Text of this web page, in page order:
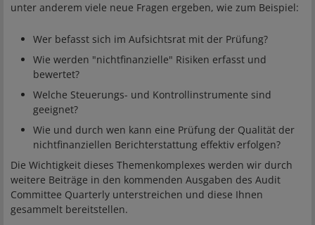
unter anderem viele neue Fragen ergeben, wie zum Beispiel:
Wer befasst sich im Aufsichtsrat mit der Prüfung?
Wie werden "nichtfinanzielle" Risiken erfasst und
bewertet?
Welche Steuerungs- und Kontrollinstrumente sind
geeignet?
Wie und durch wen kann eine Prüfung der Qualität der
nichtfinanziellen Berichterstattung effektiv erfolgen?
Die Wichtigkeit dieses Themenkomplexes werden wir durch
weitere Beiträge in den kommenden Ausgaben des Audit
Committee Quarterly unterstreichen und diese Ihnen
gesammelt bereitstellen.